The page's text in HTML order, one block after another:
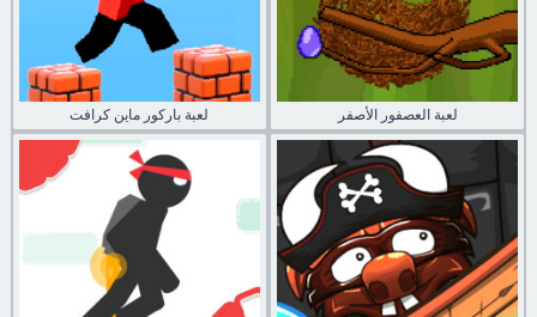
لعبة باركور ماين كرافت لعبة العصفور الأصفر